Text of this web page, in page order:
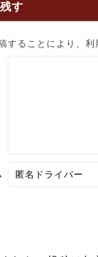
す
することにより、